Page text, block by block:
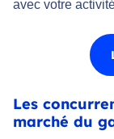
avec votre
Les
marché du